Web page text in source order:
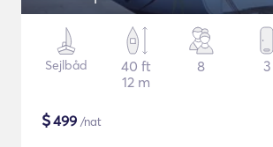
Sejlbåd
40 ft
12 m
8 3
$499 /nat